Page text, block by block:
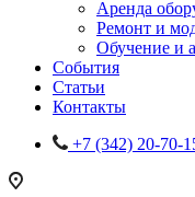
Аренда
Ремонт и
Обучение и
События
Статьи
Контакты
+7 (342) 20-70-